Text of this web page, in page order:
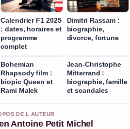
Calendrier F1 2025
: dates, horaires et
programme
complet
Dimitri Rassam :
biographie,
divorce, fortune
Bohemian
Rhapsody film :
biopic Queen et
Rami Malek
Jean-Christophe
Mitterrand :
biographie, famille
et scandales
DE L AUTEUR
Antoine Petit Michel